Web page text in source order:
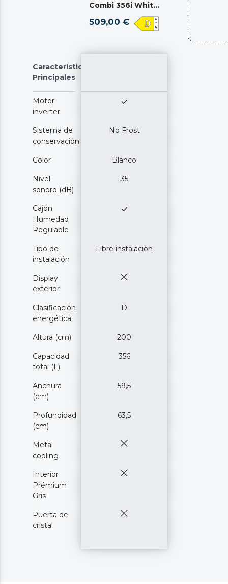
Combi 356i White
509,00 €
Características
Principales
Motor
inverter
Sistema de
conservación
No Frost
Color Blanco
Nivel
sonoro (dB)
35
Cajón
Humedad
Regulable
Tipo de
instalación
Libre instalación
Display
exterior
Clasificación
energética
D
Altura (cm) 200
Capacidad
total (L)
356
Anchura
(cm)
59,5
Profundidad
(cm)
63,5
Metal
cooling
Interior
Prémium
Gris
Puerta de
cristal